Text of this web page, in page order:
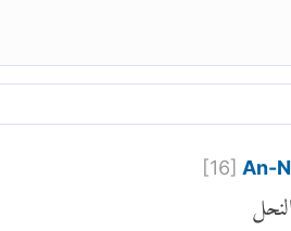
[16] An-